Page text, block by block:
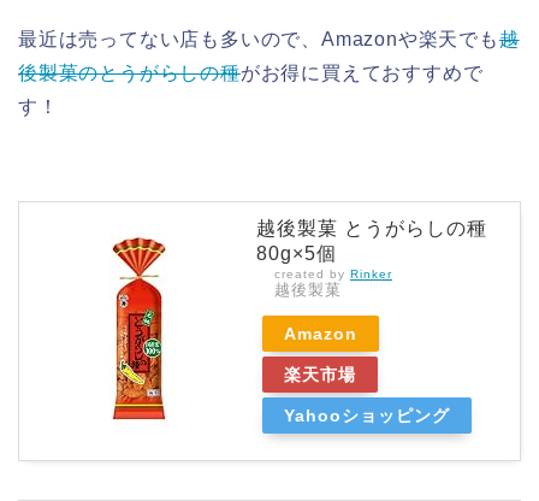
最近は売ってない店も多いので、Amazonや楽天でも越
後製菓のとうがらしの種がお得に買えておすすめで
す！
越後製菓 とうがらしの種
80g×5個
created by Rinker
越後製菓
Amazon
楽天市場
Yahooショッピング